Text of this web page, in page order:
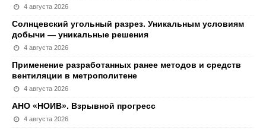
4 августа 2026
Солнцевский угольный разрез. Уникальным условиям
добычи — уникальные решения
4 августа 2026
Применение разработанных ранее методов и средств
вентиляции в метрополитене
4 августа 2026
АНО «НОИВ». Взрывной прогресс
4 августа 2026